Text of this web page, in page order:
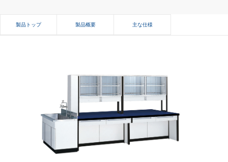
製品トップ 製品概要 主な仕様